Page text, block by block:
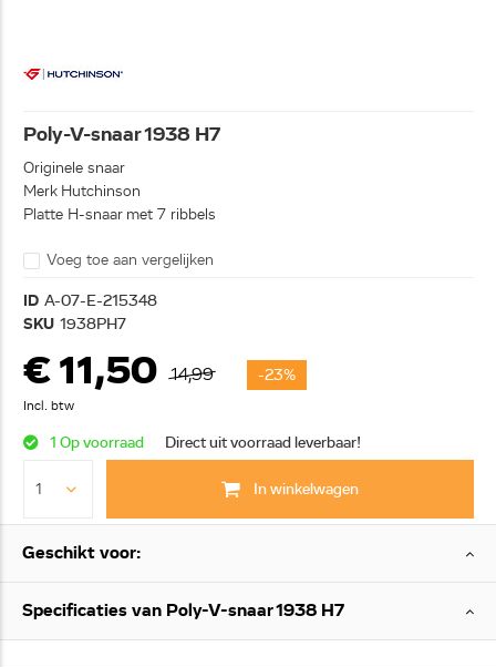
Poly-V-snaar 1938 H7
Originele snaar
Merk Hutchinson
Platte H-snaar met 7 ribbels
Voeg toe aan vergelijken
ID A-07-E-215348
SKU 1938PH7
€ 11,50 14,99 -23%
Incl. btw
1 Op voorraad Direct uit voorraad leverbaar!
In winkelwagen
Geschikt voor:
Specificaties van Poly-V-snaar 1938 H7